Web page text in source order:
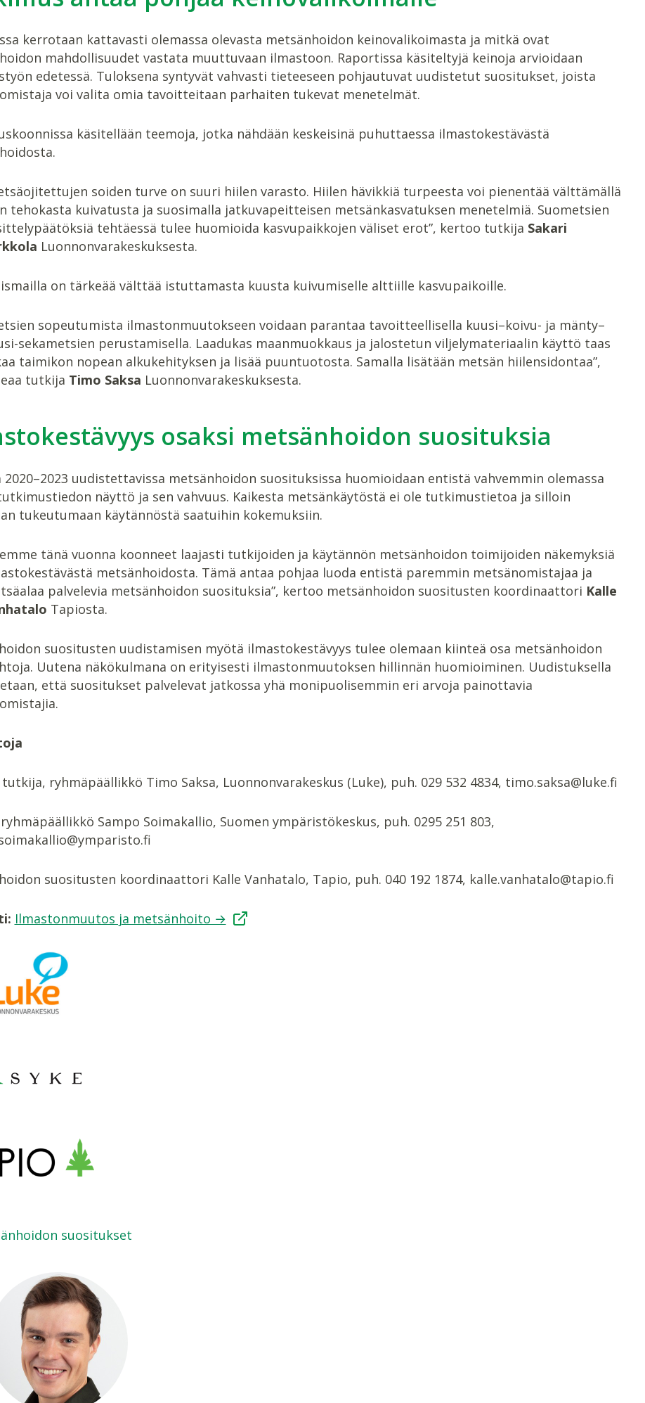
kerrotaan kattavasti olemassa olevasta metsänhoidon keinovalikoimasta ja mitkä ovat
mahdollisuudet vastata muuttuvaan ilmastoon. Raportissa käsiteltyjä keinoja arvioidaan
edetessä. Tuloksena syntyvät vahvasti tieteeseen pohjautuvat uudistetut suositukset, joista
voi valita omia tavoitteitaan parhaiten tukevat menetelmät.
käsitellään teemoja, jotka nähdään keskeisinä puhuttaessa ilmastokestävästä
soiden turve on suuri hiilen varasto. Hiilen hävikkiä turpeesta voi pienentää välttämällä
tehokasta kuivatusta ja suosimalla jatkuvapeitteisen metsänkasvatuksen menetelmiä. Suometsien
tehtäessä tulee huomioida kasvupaikkojen väliset erot”, kertoo tutkija Sakari
Luonnonvarakeskuksesta.
on tärkeää välttää istuttamasta kuusta kuivumiselle alttiille kasvupaikoille.
sopeutumista ilmastonmuutokseen voidaan parantaa tavoitteellisella kuusi–koivu- ja mänty–
sekametsien perustamisella. Laadukas maanmuokkaus ja jalostetun viljelymateriaalin käyttö taas
taimikon nopean alkukehityksen ja lisää puuntuotosta. Samalla lisätään metsän hiilensidontaa”,
tutkija Timo Saksa Luonnonvarakeskuksesta.
osaksi metsänhoidon suosituksia
2020–2023 uudistettavissa metsänhoidon suosituksissa huomioidaan entistä vahvemmin olemassa
näyttö ja sen vahvuus. Kaikesta metsänkäytöstä ei ole tutkimustietoa ja silloin
tukeutumaan käytännöstä saatuihin kokemuksiin.
tänä vuonna koonneet laajasti tutkijoiden ja käytännön metsänhoidon toimijoiden näkemyksiä
metsänhoidosta. Tämä antaa pohjaa luoda entistä paremmin metsänomistajaa ja
palvelevia metsänhoidon suosituksia”, kertoo metsänhoidon suositusten koordinaattori Kalle
Tapiosta.
suositusten uudistamisen myötä ilmastokestävyys tulee olemaan kiinteä osa metsänhoidon
Uutena näkökulmana on erityisesti ilmastonmuutoksen hillinnän huomioiminen. Uudistuksella
että suositukset palvelevat jatkossa yhä monipuolisemmin eri arvoja painottavia
ryhmäpäällikkö Timo Saksa, Luonnonvarakeskus (Luke), puh. 029 532 4834, timo.saksa@luke.fi
Sampo Soimakallio, Suomen ympäristökeskus, puh. 0295 251 803,
suositusten koordinaattori Kalle Vanhatalo, Tapio, puh. 040 192 1874, kalle.vanhatalo@tapio.fi
Ilmastonmuutos ja metsänhoito →
suositukset